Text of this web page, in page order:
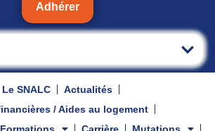
Adhérer
Le SNALC
Actualités
/ Aides au logement